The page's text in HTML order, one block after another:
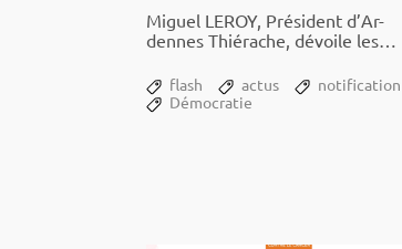
Miguel LEROY, Président d’Ar­
dennes Thié­­rache, dévoile les
en terri­­toire...
flash actus
notification
Démocratie